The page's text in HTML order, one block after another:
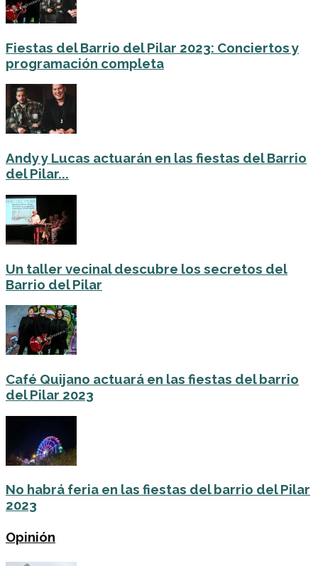
Fiestas del Barrio del Pilar 2023: Conciertos y
programación completa
Andy y Lucas actuarán en las fiestas del Barrio
del Pilar...
Un taller vecinal descubre los secretos del
Barrio del Pilar
Café Quijano actuará en las fiestas del barrio
del Pilar 2023
No habrá feria en las fiestas del barrio del Pilar
2023
Opinión